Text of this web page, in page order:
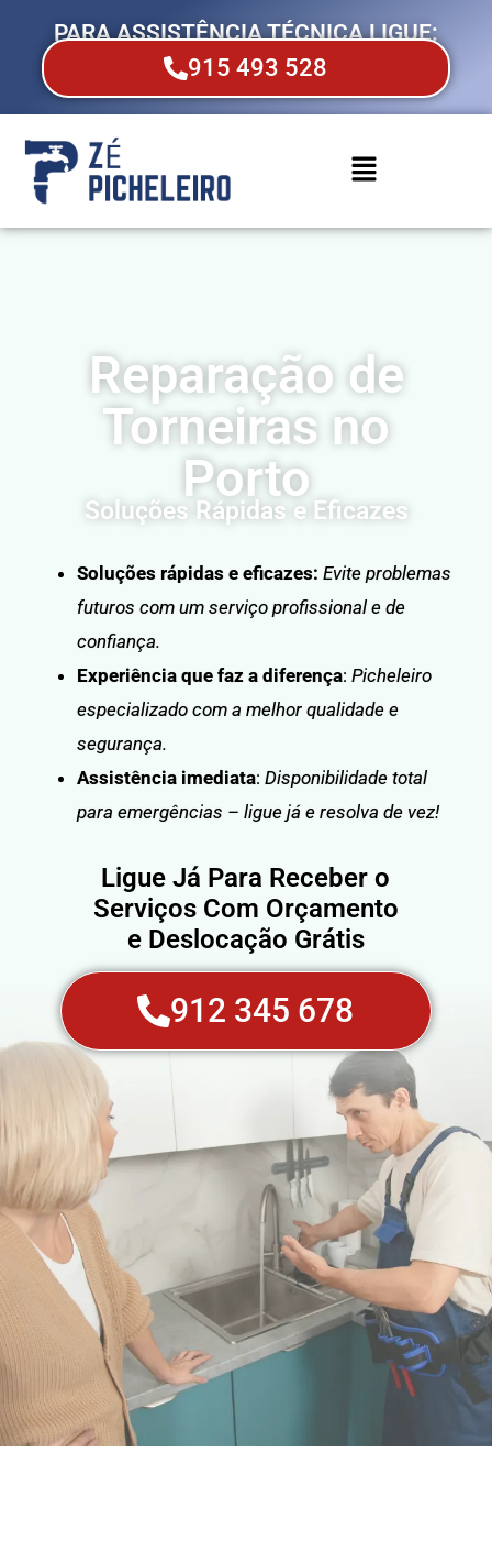
PARA ASSISTÊNCIA TÉCNICA LIGUE:
915 493 528
Reparação de
Torneiras no
Porto
Soluções Rápidas e Eficazes
Soluções rápidas e eficazes: Evite problemas
futuros com um serviço profissional e de
confiança.
Experiência que faz a diferença: Picheleiro
especializado com a melhor qualidade e
segurança.
Assistência imediata: Disponibilidade total
para emergências – ligue já e resolva de vez!
Ligue Já Para Receber o
Serviços Com Orçamento
e Deslocação Grátis
912 345 678